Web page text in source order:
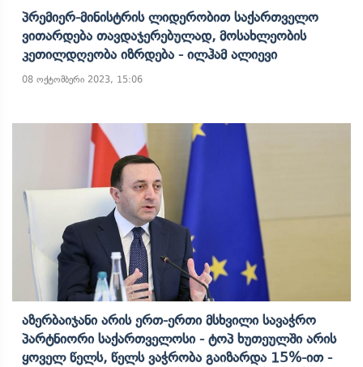
Პრემიერ-Მინისტრის Ლიდერობით Საქართველო
Ვითარდება Თავდაჯერებულად, Მოსახლეობის
Კეთილდღეობა Იზრდება - Ილჰამ Ალიევი
08 ოქტომბერი 2023, 15:06
Აზერბაიჯანი Არის Ერთ-Ერთი Მსხვილი Სავაჭრო
Პარტნიორი Საქართველოსი - Ტოპ Ხუთეულში Არის
Ყოველ Წელს, Წელს Ვაჭრობა Გაიზარდა 15%-Ით -